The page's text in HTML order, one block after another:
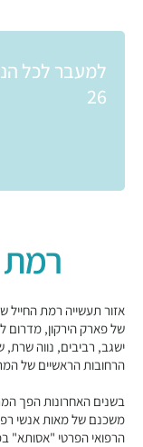
למעבר לכל
26
רמת
אזור תעשייה רמת החייל
של פארק הירקון, מדרום
ישגב, רביבים, נווה שרת,
הרחובות הראשיים של
בשנים האחרונות הפך
משכנם של מאות אנשי
הרפואי הפרטי "אסותא"